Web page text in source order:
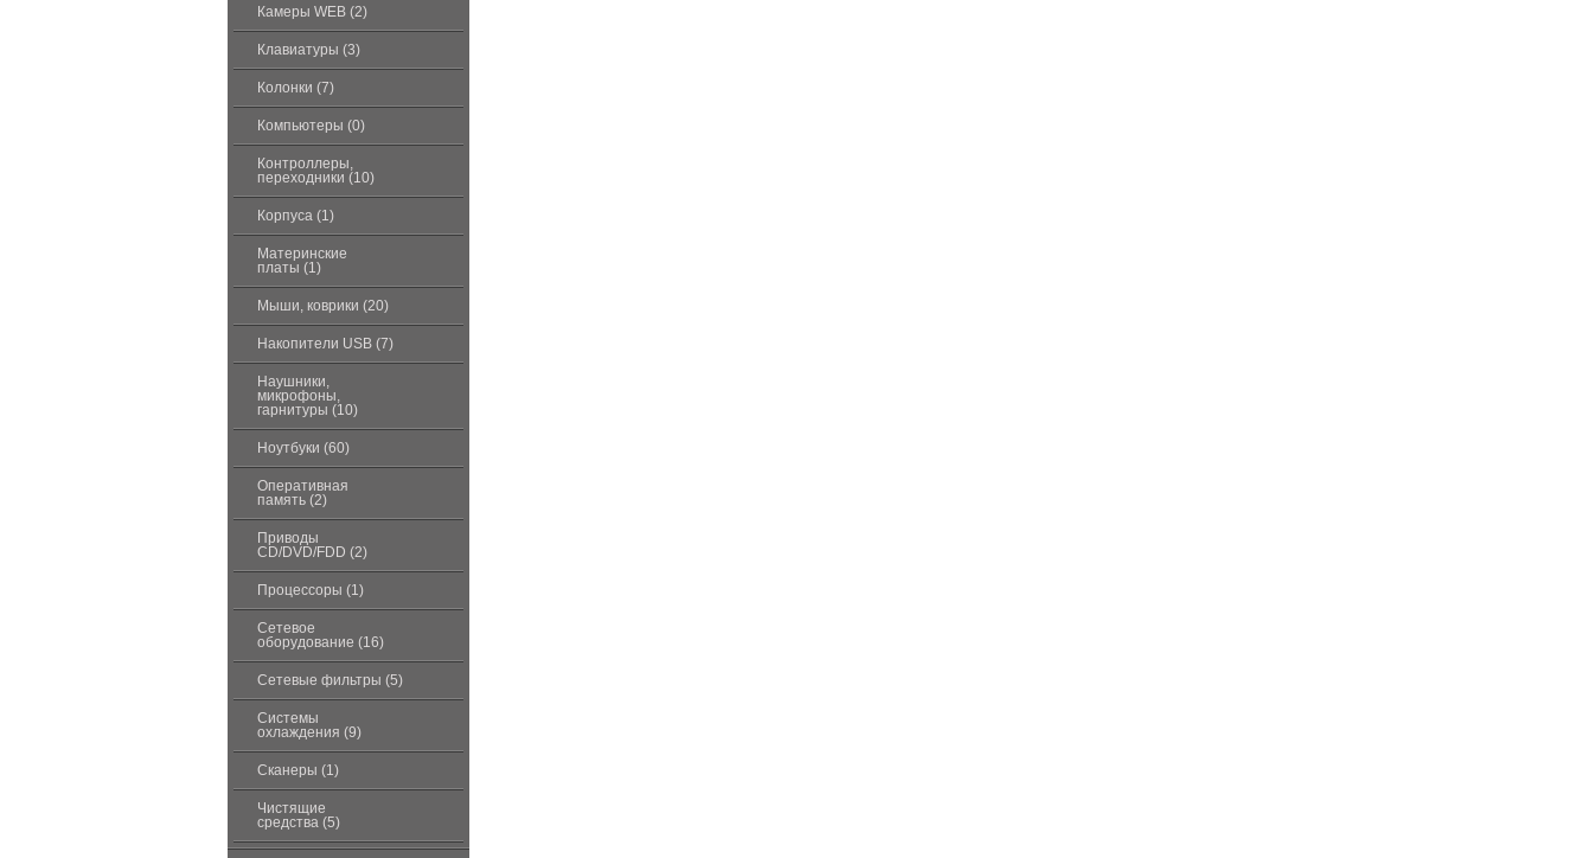
Камеры WEB (2)
Клавиатуры (3)
Колонки (7)
Компьютеры (0)
Контроллеры,
переходники (10)
Корпуса (1)
Материнские
платы (1)
Мыши, коврики (20)
Накопители USB (7)
Наушники,
микрофоны,
гарнитуры (10)
Ноутбуки (60)
Оперативная
память (2)
Приводы
CD/DVD/FDD (2)
Процессоры (1)
Сетевое
оборудование (16)
Сетевые фильтры (5)
Системы
охлаждения (9)
Сканеры (1)
Чистящие
средства (5)